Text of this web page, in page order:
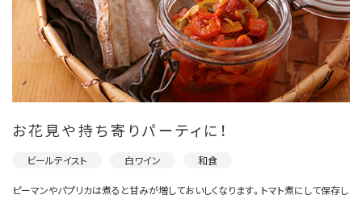
お花見や持ち寄りパーティに！
ビールテイスト 白ワイン 和食
ピーマンやパプリカは煮ると甘みが増しておいしくなります。トマト煮にして保存し